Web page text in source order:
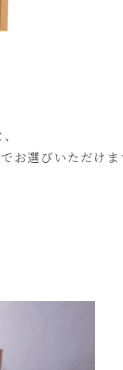
お選びいただけま